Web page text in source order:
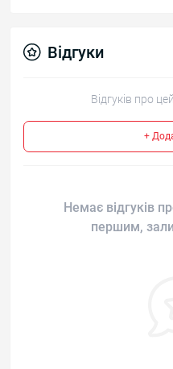
Відгуки
Відгуків про
+
Немає відгуків
першим,